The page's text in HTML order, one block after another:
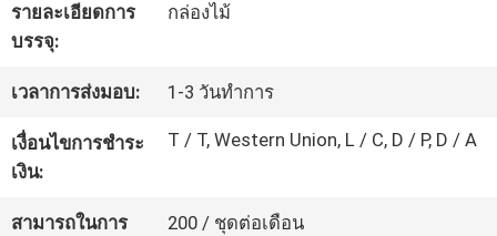
โรงงาน
ควบคุม
คุณภาพ
รายละเอียดการ
บรรจุ:
กล่องไม้
เวลาการส่งมอบ: 1-3 วันทำการ
เงื่อนไขการชำระ
เงิน:
T / T, Western Union, L / C, D / P, D / A
สามารถในการ
200 / ชุดต่อเดือน